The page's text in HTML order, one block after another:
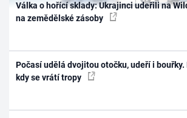
Válka o hořící sklady: Ukrajinci udeřili na
na zemědělské zásoby
Počasí udělá dvojitou otočku, udeří i bouřky.
kdy se vrátí tropy